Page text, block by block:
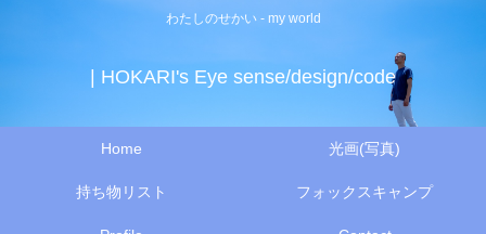
わたしのせかい - my world
| HOKARI's Eye sense/design/code
Home 光画(写真)
持ち物リスト フォックスキャンプ